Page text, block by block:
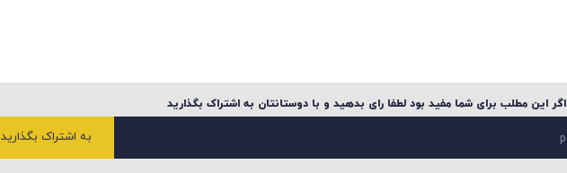
اگر این مطلب برای شما مفید بود لطفا رای بدهید و با دوستانتان به اشتراک بگذارید
به اشتراک بگذارید